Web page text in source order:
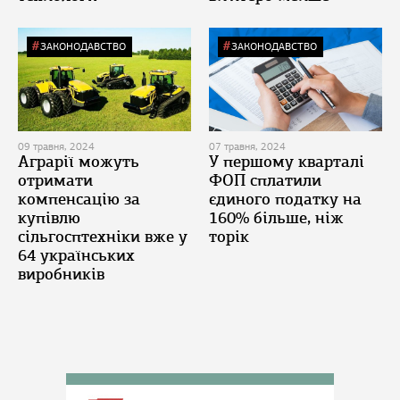
ЗАКОНОДАВСТВО
09 травня, 2024
Аграрії можуть
отримати
компенсацію за
купівлю
сільгосптехніки вже у
64 українських
виробників
ЗАКОНОДАВСТВО
07 травня, 2024
У першому кварталі
ФОП сплатили
єдиного податку на
160% більше, ніж
торік